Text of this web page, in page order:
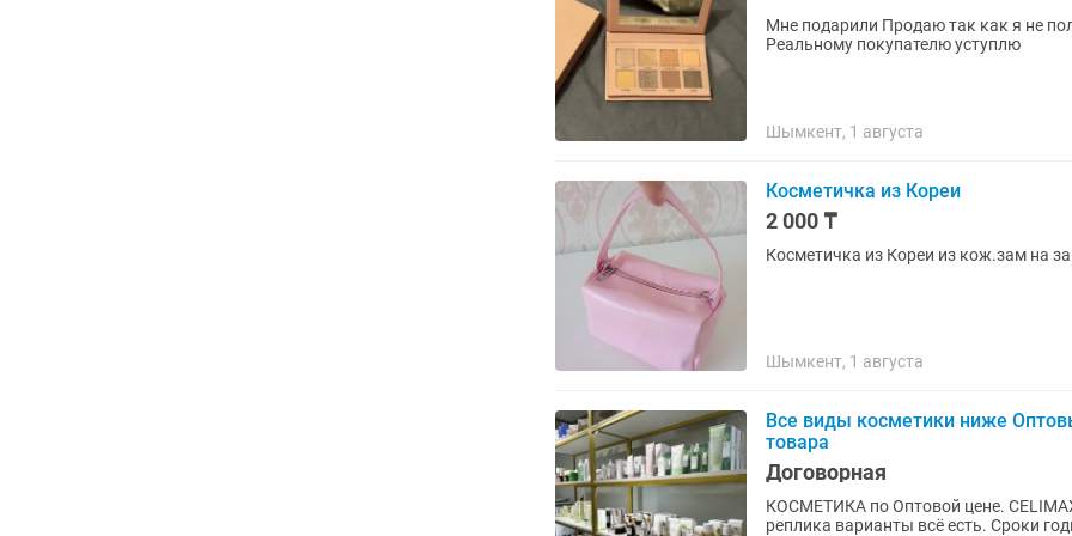
Мне подарили Продаю так как я не
Реальному покупателю уступлю
Шымкент, 1 августа
Косметичка из Кореи
2 000 ₸
Косметичка из Кореи из кож.зам на
Шымкент, 1 августа
Все виды косметики ниже
товара
Договорная
КОСМЕТИКА по Оптовой цене.
реплика варианты всё есть. Сроки